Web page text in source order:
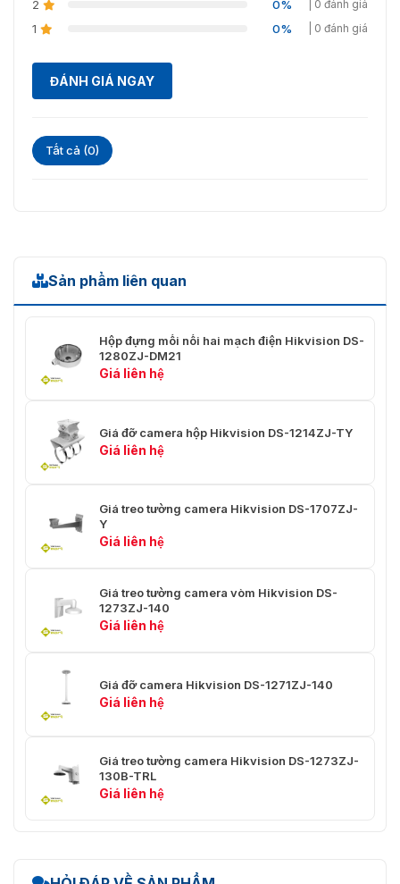
2 0% | 0 đánh giá
1 0% | 0 đánh giá
ĐÁNH GIÁ NGAY
Tất cả (0)
Sản phẩm liên quan
Hộp đựng mối nối hai mạch điện Hikvision DS-
1280ZJ-DM21
Giá liên hệ
Giá đỡ camera hộp Hikvision DS-1214ZJ-TY
Giá liên hệ
Giá treo tường camera Hikvision DS-1707ZJ-
Y
Giá liên hệ
Giá treo tường camera vòm Hikvision DS-
1273ZJ-140
Giá liên hệ
Giá đỡ camera Hikvision DS-1271ZJ-140
Giá liên hệ
Giá treo tường camera Hikvision DS-1273ZJ-
130B-TRL
Giá liên hệ